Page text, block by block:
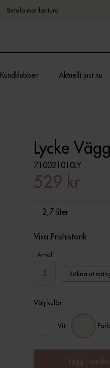
Betala mot faktura
Kundklubben Aktuellt just nu
Lycke
710021010LY
529 kr
2,7 liter
Visa Prishistorik
Antal
Räkna ut
Välj kulör
Vit
Lägg i